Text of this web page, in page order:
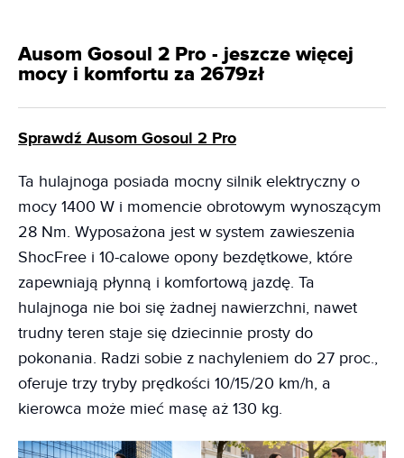
Ausom Gosoul 2 Pro - jeszcze więcej
mocy i komfortu za 2679zł
Sprawdź Ausom Gosoul 2 Pro
Ta hulajnoga posiada mocny silnik elektryczny o
mocy 1400 W i momencie obrotowym wynoszącym
28 Nm. Wyposażona jest w system zawieszenia
ShocFree i 10-calowe opony bezdętkowe, które
zapewniają płynną i komfortową jazdę. Ta
hulajnoga nie boi się żadnej nawierzchni, nawet
trudny teren staje się dziecinnie prosty do
pokonania. Radzi sobie z nachyleniem do 27 proc.,
oferuje trzy tryby prędkości 10/15/20 km/h, a
kierowca może mieć masę aż 130 kg.